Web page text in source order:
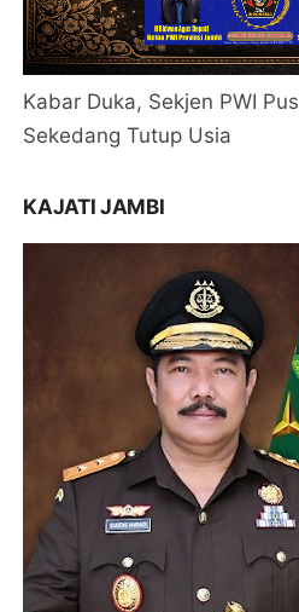
Kabar Duka, Sekjen PWI
Sekedang Tutup Usia
KAJATI JAMBI